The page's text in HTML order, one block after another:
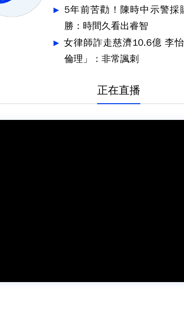
5年前苦勸！陳時中示警採
勝：時間久看出睿智
女律師詐走慈濟10.6億 李
倫理」：非常諷刺
正在直播